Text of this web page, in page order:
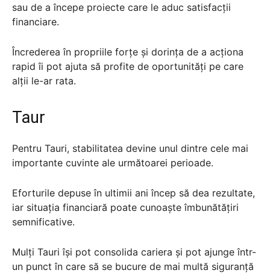
sau de a începe proiecte care le aduc satisfacții
financiare.
Încrederea în propriile forțe și dorința de a acționa
rapid îi pot ajuta să profite de oportunități pe care
alții le-ar rata.
Taur
Pentru Tauri, stabilitatea devine unul dintre cele mai
importante cuvinte ale următoarei perioade.
Eforturile depuse în ultimii ani încep să dea rezultate,
iar situația financiară poate cunoaște îmbunătățiri
semnificative.
Mulți Tauri își pot consolida cariera și pot ajunge într-
un punct în care să se bucure de mai multă siguranță